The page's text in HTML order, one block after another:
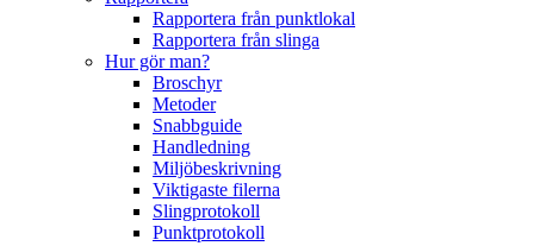
Rapportera från punktlokal
Rapportera från slinga
Hur gör man?
Broschyr
Metoder
Snabbguide
Handledning
Miljöbeskrivning
Viktigaste filerna
Slingprotokoll
Punktprotokoll